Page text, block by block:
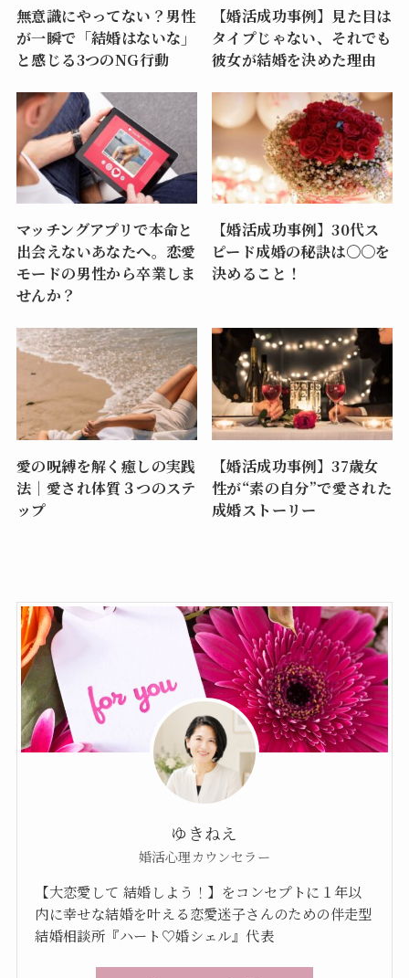
無意識にやってない？男性
が一瞬で「結婚はないな」
と感じる3つのNG行動
【婚活成功事例】見た目は
タイプじゃない、それでも
彼女が結婚を決めた理由
マッチングアプリで本命と
出会えないあなたへ。恋愛
モードの男性から卒業しま
せんか？
【婚活成功事例】30代ス
ピード成婚の秘訣は〇〇を
決めること！
愛の呪縛を解く癒しの実践
法｜愛され体質３つのステ
ップ
【婚活成功事例】37歳女
性が“素の自分”で愛された
成婚ストーリー
ゆきねえ
婚活心理カウンセラー
【大恋愛して 結婚しよう！】をコンセプトに１年以
内に幸せな結婚を叶える恋愛迷子さんのための伴走型
結婚相談所『ハート♡婚シェル』代表